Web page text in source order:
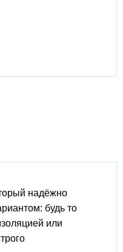
надёжно
будь то
или